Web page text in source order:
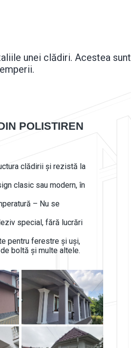
unei clădiri. Acestea sunt
POLISTIREN
clădirii și rezistă la
clasic sau modern, în
– Nu se
special, fără lucrări
pentru ferestre și uși,
boltă și multe altele.